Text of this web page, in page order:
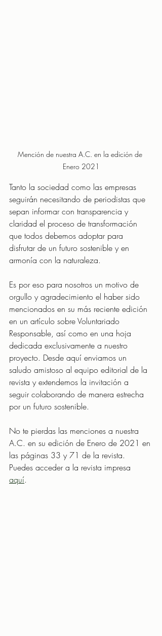
Mención de nuestra A.C. en la edición de
Enero 2021
Tanto la sociedad como las empresas
seguirán necesitando de periodistas que
sepan informar con transparencia y
claridad el proceso de transformación
que todos debemos adoptar para
disfrutar de un futuro sostenible y en
armonía con la naturaleza.
Es por eso para nosotros un motivo de
orgullo y agradecimiento el haber sido
mencionados en su más reciente edición
en un artículo sobre Voluntariado
Responsable, así como en una hoja
dedicada exclusivamente a nuestro
proyecto. Desde aquí enviamos un
saludo amistoso al equipo editorial de la
revista y extendemos la invitación a
seguir colaborando de manera estrecha
por un futuro sostenible.
No te pierdas las menciones a nuestra
A.C. en su edición de Enero de 2021 en
las páginas 33 y 71 de la revista.
Puedes acceder a la revista impresa
aquí.